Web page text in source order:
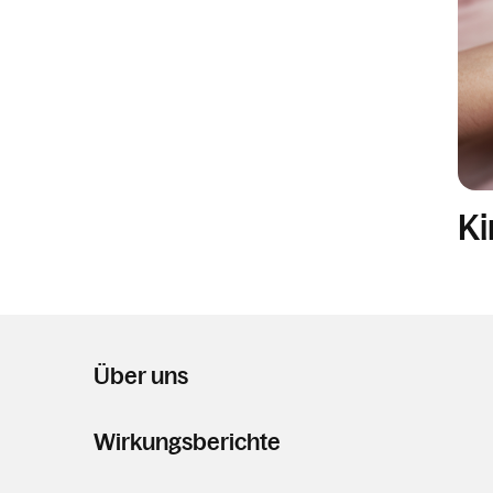
Über uns
Wirkungsberichte